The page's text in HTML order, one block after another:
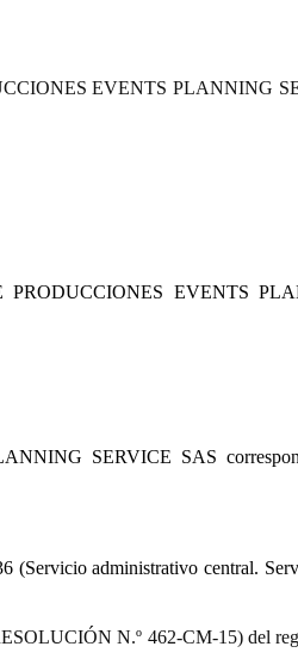
EVENTS PLANNING
PRODUCCIONES EVENTS
SERVICE SAS
(Servicio administrativo central.
N.º 462-CM-15) del